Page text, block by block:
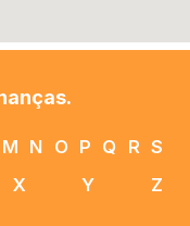
M N O P Q R S
X Y Z